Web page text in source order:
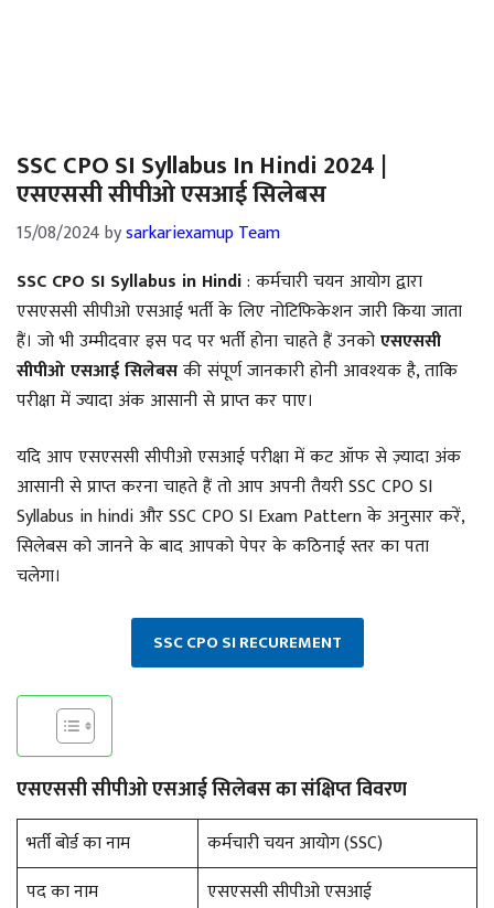
SSC CPO SI Syllabus In Hindi 2024 |
एसएससी सीपीओ एसआई सिलेबस
15/08/2024bysarkariexamup Team
SSC CPO SI Syllabus in Hindi: कर्मचारी चयन आयोग द्वारा
एसएससी सीपीओ एसआई भर्ती के लिए नोटिफिकेशन जारी किया जाता
हैं। जो भी उम्मीदवार इस पद पर भर्ती होना चाहते हैं उनकोएसएससी
सीपीओ एसआई सिलेबसकी संपूर्ण जानकारी होनी आवश्यक है, ताकि
परीक्षा में ज्यादा अंक आसानी से प्राप्त कर पाए।
यदि आप एसएससी सीपीओ एसआई परीक्षा में कट ऑफ से ज़्यादा अंक
आसानी से प्राप्त करना चाहते हैं तो आप अपनी तैयरी SSC CPO SI
Syllabus in hindi और SSC CPO SI Exam Pattern के अनुसार करें,
सिलेबस को जानने के बाद आपको पेपर के कठिनाई स्तर का पता
चलेगा।
SSC CPO SI RECUREMENT
एसएससी सीपीओ एसआई सिलेबस का संक्षिप्त विवरण
भर्ती बोर्ड का नाम
कर्मचारी चयन आयोग (SSC)
पद का नाम
एसएससी सीपीओ एसआई